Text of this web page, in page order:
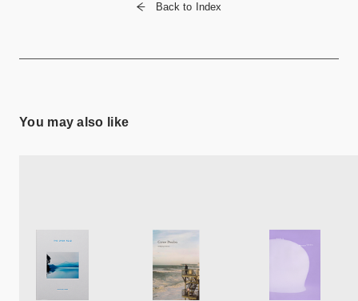
Back to Index
You may also like